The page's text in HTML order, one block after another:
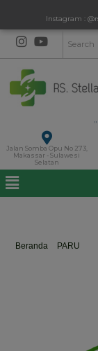
Instagram :
Jalan Somba Opu No 273,
Makassar - Sulawesi
Selatan
Beranda PARU